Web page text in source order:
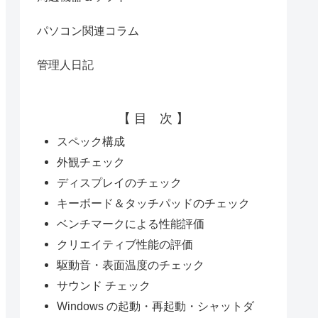
パソコン関連コラム
管理人日記
【 目 次 】
スペック構成
外観チェック
ディスプレイのチェック
キーボード＆タッチパッドのチェック
ベンチマークによる性能評価
クリエイティブ性能の評価
駆動音・表面温度のチェック
サウンド チェック
Windows の起動・再起動・シャットダ